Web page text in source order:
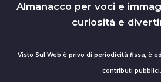
Almanacco per voci e
curiosità e
Visto Sul Web è privo di periodicità fissa, è
contributi pubblici.